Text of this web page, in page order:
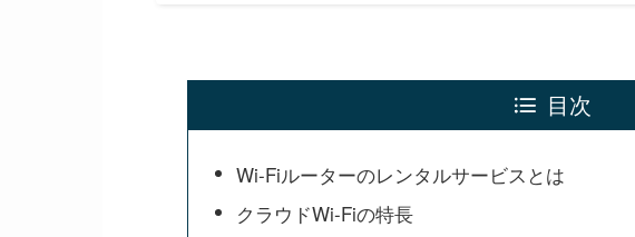
目次
Wi-Fiルーターのレンタルサービスとは
クラウドWi-Fiの特長